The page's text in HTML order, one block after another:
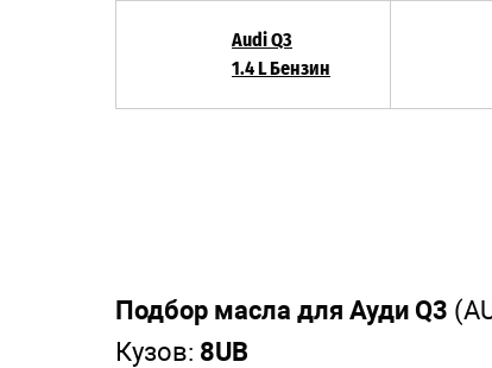
Audi Q3
1.4 L Бензин
Подбор масла для Ауди Q3
Кузов: 8UB